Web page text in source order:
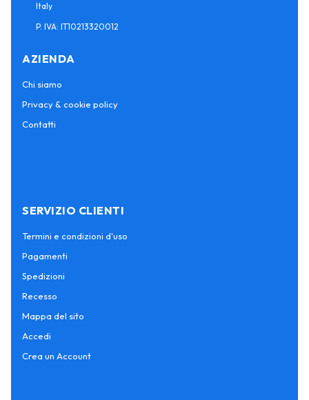
Italy
P. IVA: IT10213320012
AZIENDA
Chi siamo
Privacy & cookie policy
Contatti
SERVIZIO CLIENTI
Termini e condizioni d'uso
Pagamenti
Spedizioni
Recesso
Mappa del sito
Accedi
Crea un Account